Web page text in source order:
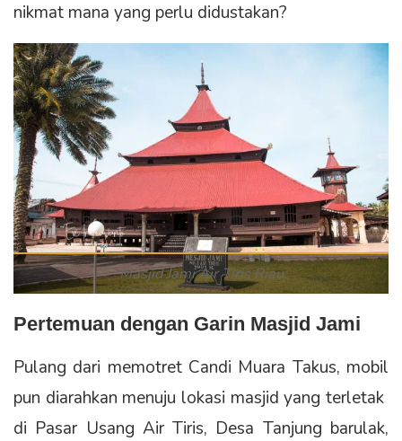
nikmat mana yang perlu didustakan?
Masjid Jami Air Tiris Riau
Pertemuan dengan Garin Masjid Jami
Pulang dari memotret Candi Muara Takus, mobil
pun diarahkan menuju lokasi masjid yang terletak
di Pasar Usang Air Tiris, Desa Tanjung barulak,